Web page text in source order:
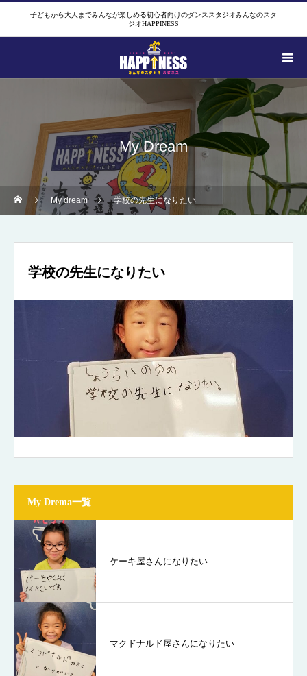
子どもから大人までみんなが楽しめる初心者向けのダンススタジオみんなのスタ
ジオHAPPINESS
My Dream
My dream 学校の先生になりたい
学校の先生になりたい
My Drema一覧
ケーキ屋さんになりたい
マクドナルド屋さんになりたい